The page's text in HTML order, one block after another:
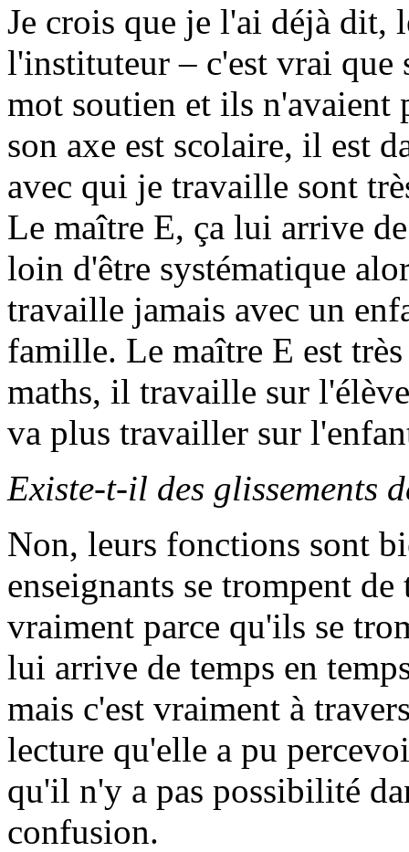
Je crois que je l'ai déjà dit,
l'instituteur – c'est vrai que
mot soutien et ils n'avaient
son axe est scolaire, il est
avec qui je travaille sont
Le maître E, ça lui arrive
loin d'être systématique
travaille jamais avec un
famille. Le maître E est
maths, il travaille sur
va plus travailler sur
Existe-t-il des glissements
Non, leurs fonctions sont
enseignants se trompent de
vraiment parce qu'ils se
lui arrive de temps en
mais c'est vraiment à
lecture qu'elle a pu
qu'il n'y a pas possibilité
confusion.